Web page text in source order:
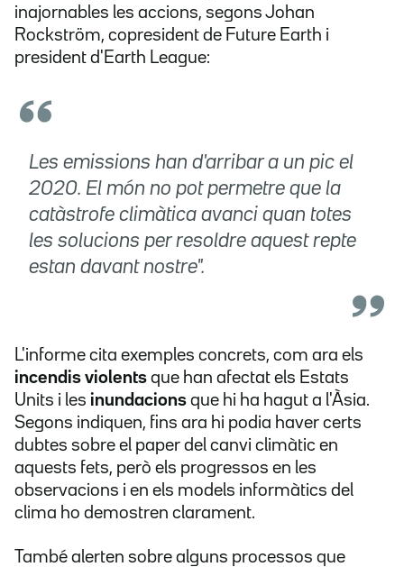
inajornables les accions, segons Johan
Rockström, copresident de Future Earth i
president d'Earth League:
Les emissions han d'arribar a un pic el
2020. El món no pot permetre que la
catàstrofe climàtica avanci quan totes
les solucions per resoldre aquest repte
estan davant nostre".
L'informe cita exemples concrets, com ara els
incendis violents que han afectat els Estats
Units i les inundacions que hi ha hagut a l'Àsia.
Segons indiquen, fins ara hi podia haver certs
dubtes sobre el paper del canvi climàtic en
aquests fets, però els progressos en les
observacions i en els models informàtics del
clima ho demostren clarament.
També alerten sobre alguns processos que